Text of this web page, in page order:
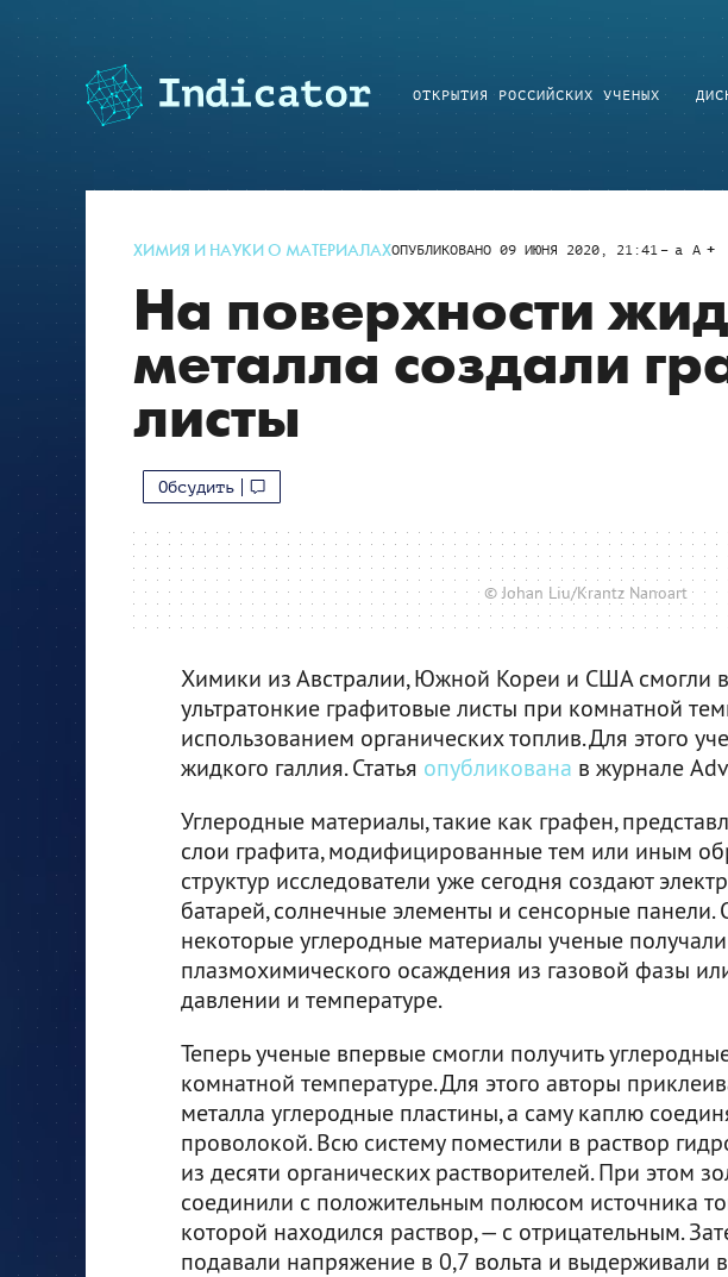
ОТКРЫТИЯ РОССИЙСКИХ УЧЕНЫХ
ХИМИЯ И НАУКИ О МАТЕРИАЛАХОПУБЛИКОВАНО 09 ИЮНЯ 2020, 21:41 a A
На поверхности
металла создали
листы
Обсудить
© Johan Liu/Krantz Nanoart
Химики из Австралии, Южной Кореи и США смогли
ультратонкие графитовые листы при комнатной
использованием органических топлив. Для этого
жидкого галлия. Статья опубликована в журнале
Углеродные материалы, такие как графен,
слои графита, модифицированные тем или иным
структур исследователи уже сегодня создают
батарей, солнечные элементы и сенсорные панели.
некоторые углеродные материалы ученые
плазмохимического осаждения из газовой фазы
давлении и температуре.
Теперь ученые впервые смогли получить
комнатной температуре. Для этого авторы
металла углеродные пластины, а саму каплю
проволокой. Всю систему поместили в раствор
из десяти органических растворителей. При этом
соединили с положительным полюсом источника
которой находился раствор, — с отрицательным.
подавали напряжение в 0,7 вольта и выдерживали